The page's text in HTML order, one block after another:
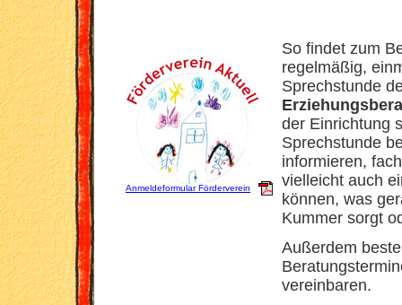
Anmeldeformular Förderverein
So findet zum
regelmäßig,
Sprechstunde
der Einrichtung
Sprechstunde
informieren,
vielleicht auch
können, was
Kummer sorgt
Außerdem
vereinbaren.